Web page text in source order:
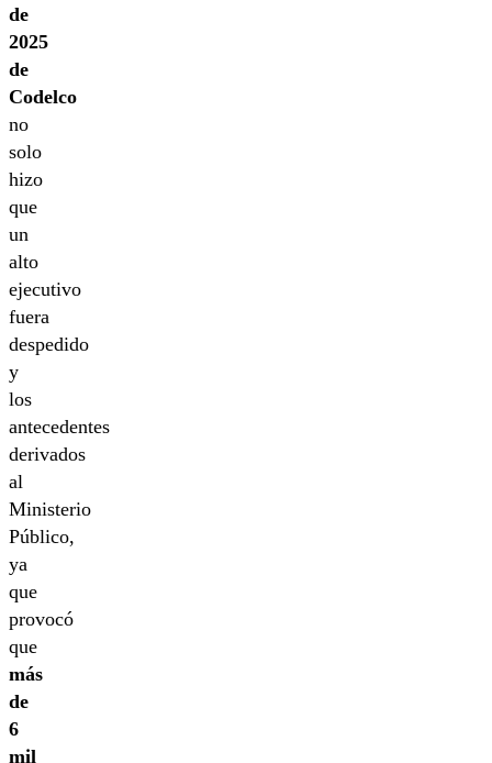
de
2025
de
Codelco
no
solo
hizo
que
un
alto
ejecutivo
fuera
despedido
y
los
antecedentes
derivados
al
Ministerio
Público,
ya
que
provocó
que
más
de
6
mil